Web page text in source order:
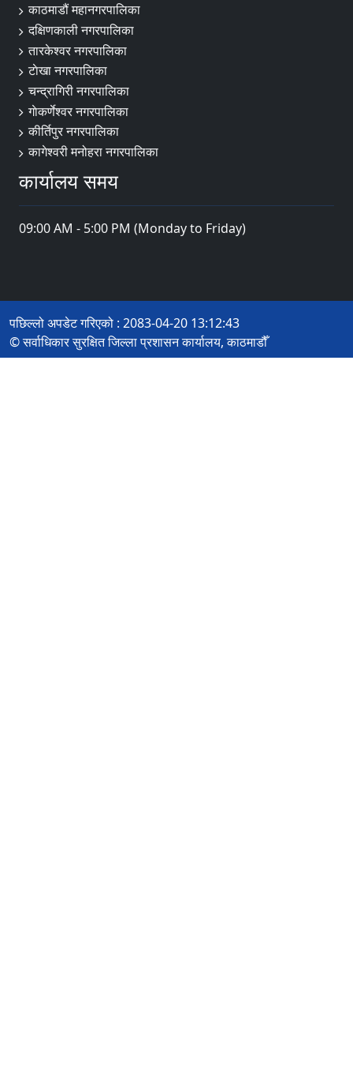
काठमाडौं महानगरपालिका
दक्षिणकाली नगरपालिका
तारकेश्वर नगरपालिका
टाेखा नगरपालिका
चन्द्रागिरी नगरपालिका
गाेकर्णेश्वर नगरपालिका
कीर्तिपुर नगरपालिका
कागेश्वरी मनोहरा नगरपालिका
कार्यालय समय
09:00 AM - 5:00 PM (Monday to Friday)
पछिल्लो अपडेट गरिएको : 2083-04-20 13:12:43
© सर्वाधिकार सुरक्षित जिल्ला प्रशासन कार्यालय, काठमाडौँ